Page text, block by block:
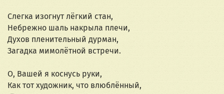
Слегка изогнут лёгкий стан,
Небрежно шаль накрыла плечи,
Духов пленительный дурман,
Загадка мимолётной встречи.
О, Вашей я коснусь руки,
Как тот художник, что влюблённый,